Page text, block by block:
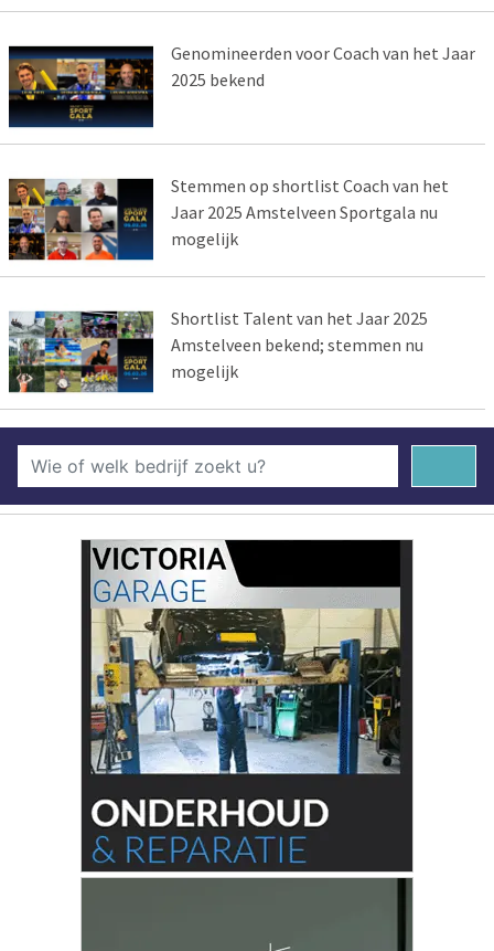
Genomineerden voor Coach van het Jaar
2025 bekend
Stemmen op shortlist Coach van het
Jaar 2025 Amstelveen Sportgala nu
mogelijk
Shortlist Talent van het Jaar 2025
Amstelveen bekend; stemmen nu
mogelijk